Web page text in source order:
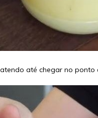
até chegar no ponto